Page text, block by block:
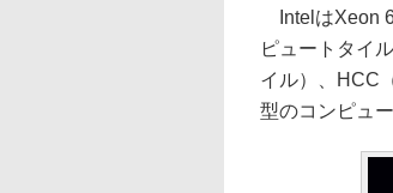
IntelはXeon
ピュートタイ
イル）、HCC
型のコンピュ